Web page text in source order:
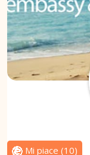
Mi piace (10)